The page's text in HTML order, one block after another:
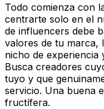
Todo comienza con
centrarte solo en el
de influencers debe
valores de tu marca,
nicho de experiencia
Busca creadores
tuyo y que
servicio. Una buena
fructífera.